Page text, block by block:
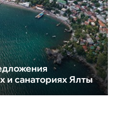
и санаториях Ялты